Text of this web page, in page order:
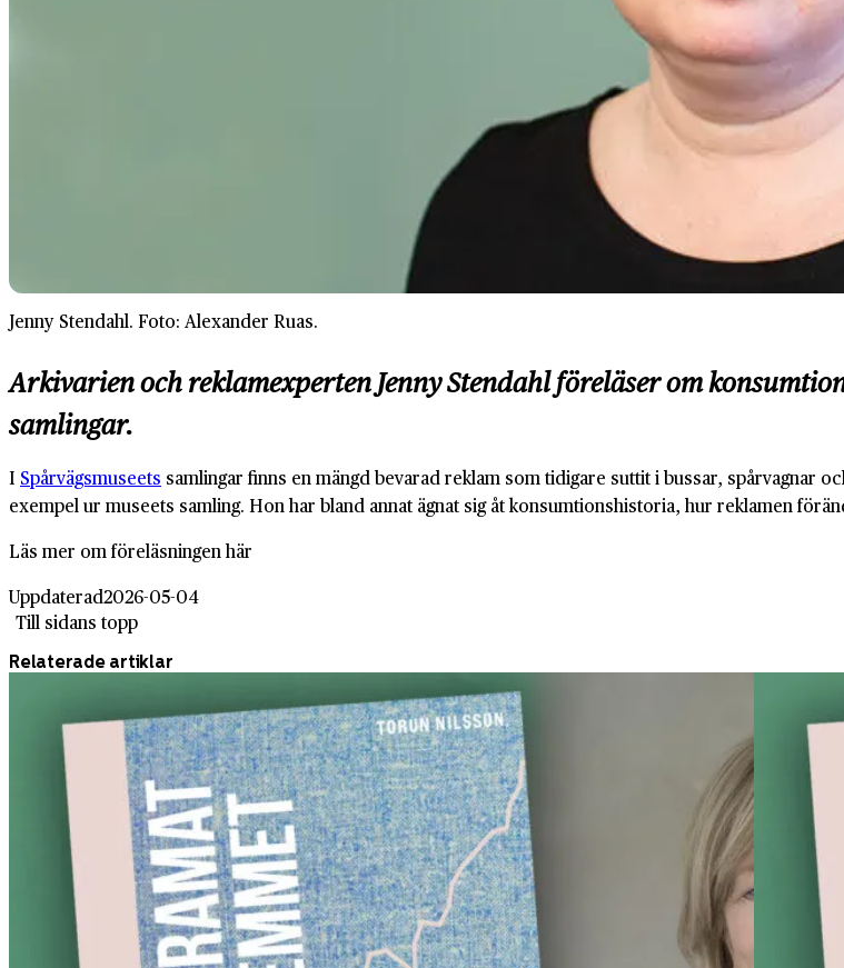
Jenny Stendahl. Foto: Alexander Ruas.
Arkivarien och reklamexperten Jenny Stendahl föreläser om
samlingar.
I Spårvägsmuseets samlingar finns en mängd bevarad reklam som tidigare suttit i bussar, spårvagnar
exempel ur museets samling. Hon har bland annat ägnat sig åt konsumtionshistoria, hur reklamen
Läs mer om föreläsningen här
Uppdaterad2026-05-04
Till sidans topp
Relaterade artiklar